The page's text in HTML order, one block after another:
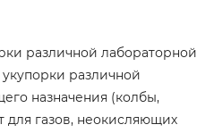
различной лабораторной
различной
назначения (колбы,
для газов, неокисляющих